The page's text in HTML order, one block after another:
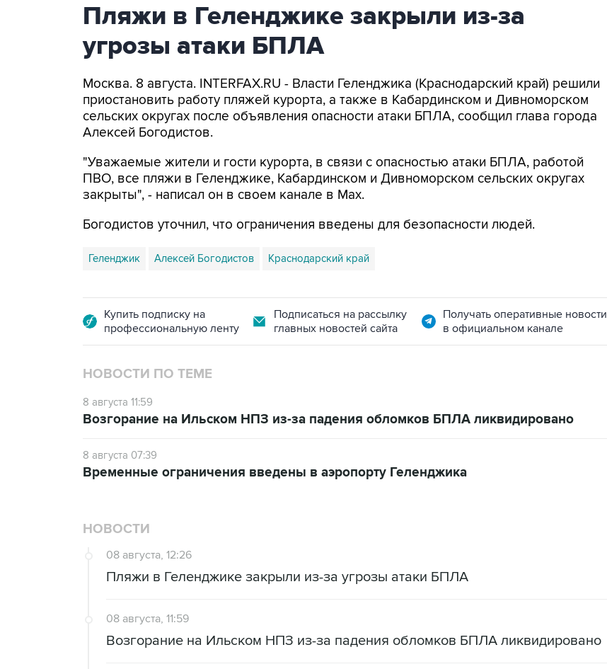
Пляжи в Геленджике закрыли из-за
угрозы атаки БПЛА
Москва. 8 августа. INTERFAX.RU - Власти Геленджика (Краснодарский край) решили
приостановить работу пляжей курорта, а также в Кабардинском и Дивноморском
сельских округах после объявления опасности атаки БПЛА, сообщил глава города
Алексей Богодистов.
"Уважаемые жители и гости курорта, в связи с опасностью атаки БПЛА, работой
ПВО, все пляжи в Геленджике, Кабардинском и Дивноморском сельских округах
закрыты", - написал он в своем канале в Max.
Богодистов уточнил, что ограничения введены для безопасности людей.
Геленджик Алексей Богодистов Краснодарский край
Купить подписку на
профессиональную ленту
Подписаться на рассылку
главных новостей сайта
Получать оперативные новости
в официальном канале
НОВОСТИ ПО ТЕМЕ
8 августа 11:59
Возгорание на Ильском НПЗ из-за падения обломков БПЛА ликвидировано
8 августа 07:39
Временные ограничения введены в аэропорту Геленджика
НОВОСТИ
08 августа, 12:26
Пляжи в Геленджике закрыли из-за угрозы атаки БПЛА
08 августа, 11:59
Возгорание на Ильском НПЗ из-за падения обломков БПЛА ликвидировано